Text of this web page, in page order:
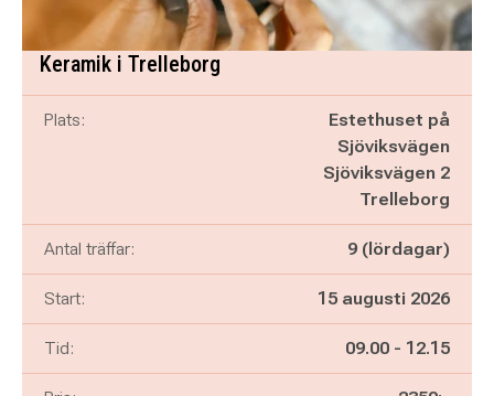
Keramik i Trelleborg
Plats:
Estethuset på
Sjöviksvägen
Sjöviksvägen 2
Trelleborg
Antal träffar: 9 (lördagar)
Start: 15 augusti 2026
Tid: Pågår mellan
09.00 - och
12.15